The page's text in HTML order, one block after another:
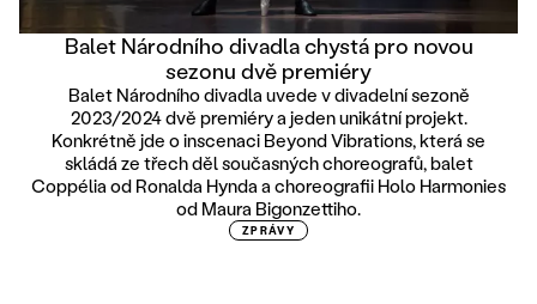
Balet Národního divadla chystá pro novou
sezonu dvě premiéry
Balet Národního divadla uvede v divadelní sezoně
2023/2024 dvě premiéry a jeden unikátní projekt.
Konkrétně jde o inscenaci Beyond Vibrations, která se
skládá ze třech děl současných choreografů, balet
Coppélia od Ronalda Hynda a choreografii Holo Harmonies
od Maura Bigonzettiho.
ZPRÁVY